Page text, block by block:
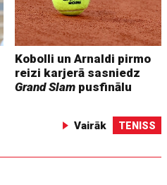
Kobolli un Arnaldi pirmo
reizi karjerā sasniedz
Grand Slam pusfinālu
Vairāk TENISS